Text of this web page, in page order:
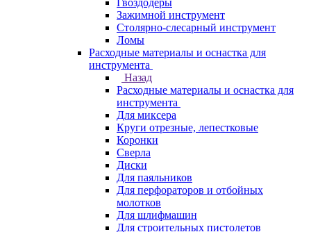
Гвоздодёры
Зажимной инструмент
Столярно-слесарный инструмент
Ломы
Расходные материалы и оснастка для
инструмента
Назад
Расходные материалы и оснастка для
инструмента
Для миксера
Круги отрезные, лепестковые
Коронки
Сверла
Диски
Для паяльников
Для перфораторов и отбойных
молотков
Для шлифмашин
Для строительных пистолетов